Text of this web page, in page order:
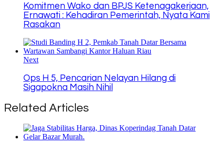
Komitmen Wako dan BPJS Ketenagakerjaan,
Ernawati : Kehadiran Pemerintah, Nyata Kami
Rasakan
Next
Ops H 5, Pencarian Nelayan Hilang di
Sigapokna Masih Nihil
Related Articles